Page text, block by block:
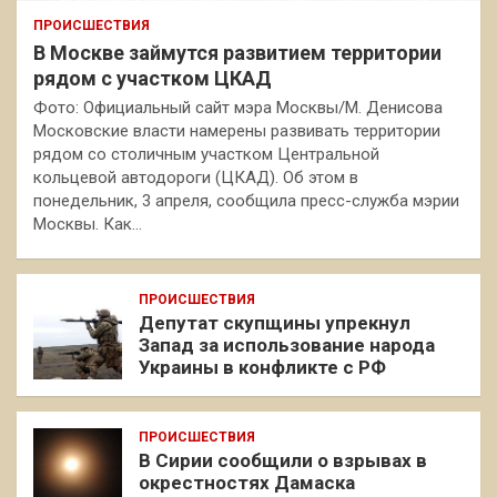
ПРОИСШЕСТВИЯ
В Москве займутся развитием территории
рядом с участком ЦКАД
Фото: Официальный сайт мэра Москвы/М. Денисова
Московские власти намерены развивать территории
рядом со столичным участком Центральной
кольцевой автодороги (ЦКАД). Об этом в
понедельник, 3 апреля, сообщила пресс-служба мэрии
Москвы. Как…
ПРОИСШЕСТВИЯ
Депутат скупщины упрекнул
Запад за использование народа
Украины в конфликте с РФ
ПРОИСШЕСТВИЯ
В Сирии сообщили о взрывах в
окрестностях Дамаска